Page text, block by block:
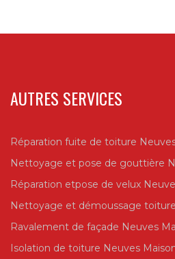
AUTRES SERVICES
Réparation fuite de toiture
Nettoyage et pose de gouttière
Réparation etpose de velux
Nettoyage et démoussage
Ravalement de façade Neuves
Isolation de toiture Neuves